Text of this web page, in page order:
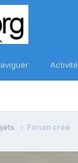
Activité
Forum créé